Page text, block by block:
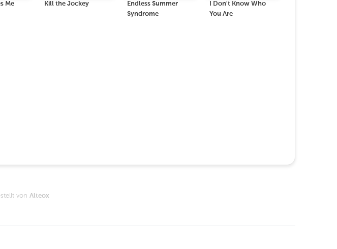
Me Kill the Jockey
Endless Summer
Syndrome
I Don't Know Who
You Are
von Alteox